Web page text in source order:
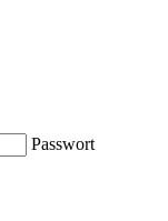
Passwort